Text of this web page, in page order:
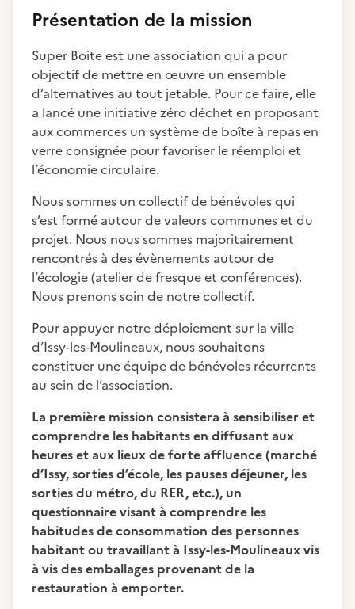
Présentation de la mission
Super Boite est une association qui a pour
objectif de mettre en œuvre un ensemble
d’alternatives au tout jetable. Pour ce faire, elle
a lancé une initiative zéro déchet en proposant
aux commerces un système de boîte à repas en
verre consignée pour favoriser le réemploi et
l’économie circulaire.
Nous sommes un collectif de bénévoles qui
s’est formé autour de valeurs communes et du
projet. Nous nous sommes majoritairement
rencontrés à des évènements autour de
l’écologie (atelier de fresque et conférences).
Nous prenons soin de notre collectif.
Pour appuyer notre déploiement sur la ville
d’Issy-les-Moulineaux, nous souhaitons
constituer une équipe de bénévoles récurrents
au sein de l’association.
La première mission consistera à sensibiliser et
comprendre les habitants en diffusant aux
heures et aux lieux de forte affluence (marché
d’Issy, sorties d’école, les pauses déjeuner, les
sorties du métro, du RER, etc.), un
questionnaire visant à comprendre les
habitudes de consommation des personnes
habitant ou travaillant à Issy-les-Moulineaux vis
à vis des emballages provenant de la
restauration à emporter.